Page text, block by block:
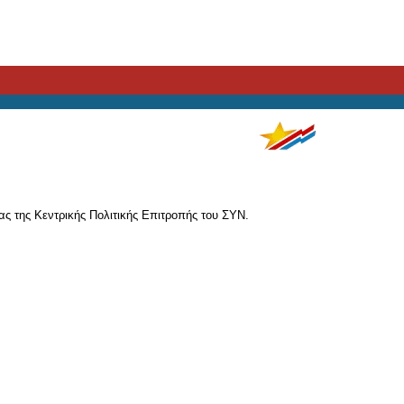
Κεντρικής Πολιτικής Επιτροπής του ΣΥΝ.